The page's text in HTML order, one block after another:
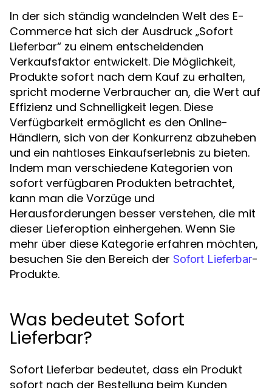
In der sich ständig wandelnden Welt des E-
Commerce hat sich der Ausdruck „Sofort
Lieferbar“ zu einem entscheidenden
Verkaufsfaktor entwickelt. Die Möglichkeit,
Produkte sofort nach dem Kauf zu erhalten,
spricht moderne Verbraucher an, die Wert auf
Effizienz und Schnelligkeit legen. Diese
Verfügbarkeit ermöglicht es den Online-
Händlern, sich von der Konkurrenz abzuheben
und ein nahtloses Einkaufserlebnis zu bieten.
Indem man verschiedene Kategorien von
sofort verfügbaren Produkten betrachtet,
kann man die Vorzüge und
Herausforderungen besser verstehen, die mit
dieser Lieferoption einhergehen. Wenn Sie
mehr über diese Kategorie erfahren möchten,
besuchen Sie den Bereich der Sofort Lieferbar-
Produkte.
Was bedeutet Sofort
Lieferbar?
Sofort Lieferbar bedeutet, dass ein Produkt
sofort nach der Bestellung beim Kunden